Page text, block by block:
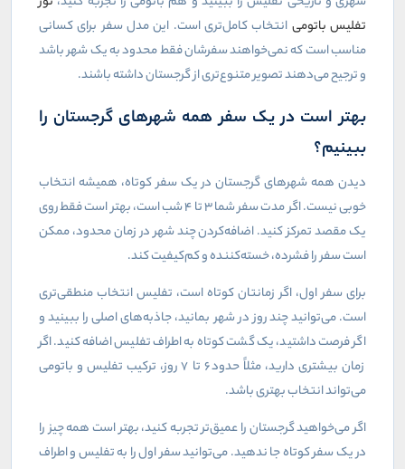
تفلیس باتومی انتخاب کامل‌تری است. این مدل سفر برای کسانی
مناسب است که نمی‌خواهند سفرشان فقط محدود به یک شهر باشد
و ترجیح می‌دهند تصویر متنوع‌تری از گرجستان داشته باشند.
بهتر است در یک سفر همه شهرهای گرجستان را
ببینیم؟
دیدن همه شهرهای گرجستان در یک سفر کوتاه، همیشه انتخاب
خوبی نیست. اگر مدت سفر شما ۳ تا ۴ شب است، بهتر است فقط روی
یک مقصد تمرکز کنید. اضافه‌کردن چند شهر در زمان محدود، ممکن
است سفر را فشرده، خسته‌کننده و کم‌کیفیت کند.
برای سفر اول، اگر زمانتان کوتاه است، تفلیس انتخاب منطقی‌تری
است. می‌توانید چند روز در شهر بمانید، جاذبه‌های اصلی را ببینید و
اگر فرصت داشتید، یک گشت کوتاه به اطراف تفلیس اضافه کنید. اگر
زمان بیشتری دارید، مثلاً حدود ۶ تا ۷ روز، ترکیب تفلیس و باتومی
می‌تواند انتخاب بهتری باشد.
اگر می‌خواهید گرجستان را عمیق‌تر تجربه کنید، بهتر است همه چیز را
در یک سفر کوتاه جا ندهید. می‌توانید سفر اول را به تفلیس و اطراف